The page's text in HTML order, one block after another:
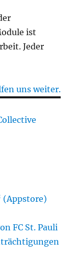
ist
Jeder
uns weiter.
(Appstore)
FC St. Pauli